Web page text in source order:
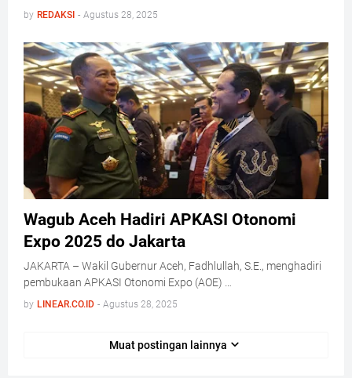
by REDAKSI - Agustus 28, 2025
Wagub Aceh Hadiri APKASI Otonomi
Expo 2025 do Jakarta
JAKARTA – Wakil Gubernur Aceh, Fadhlullah, S.E., menghadiri
pembukaan APKASI Otonomi Expo (AOE) …
by LINEAR.CO.ID - Agustus 28, 2025
Muat postingan lainnya